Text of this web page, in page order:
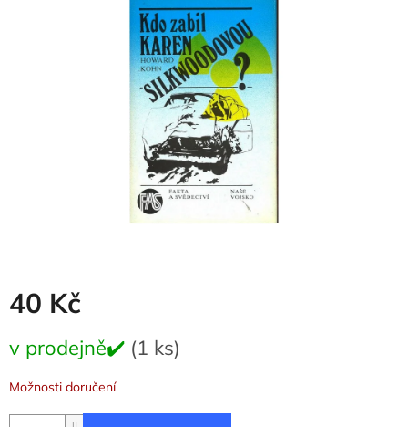
hvězdiček.
40 Kč
cena:
v prodejně✔️ (1 ks)
Možnosti doručení